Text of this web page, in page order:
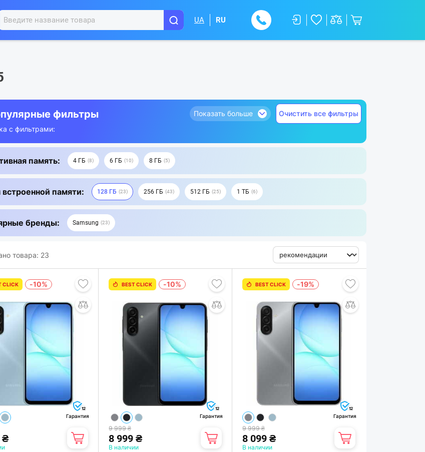
UA RU
фильтры
с фильтрами:
Показать больше Очистить все фильтры
память: 4 ГБ 8 6 ГБ 10 8 ГБ 5
памяти: 128 ГБ 23 256 ГБ 43 512 ГБ 25 1 ТБ 6
бренды: Samsung 23
товара: 23
CLICK -10%
12
Гарантия
₴
BEST CLICK -10%
12
Гарантия
9 999 ₴
8 999 ₴
В наличии
BEST CLICK -19%
12
Гарантия
9 999 ₴
8 099 ₴
В наличии